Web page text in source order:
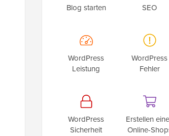
Blog starten
SEO
WordPress
Leistung
WordPress
Fehler
WordPress
Sicherheit
Erstellen
Online-